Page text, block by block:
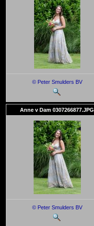
© Peter Smulders BV
Anne v Dam 0307266877.JPG
© Peter Smulders BV